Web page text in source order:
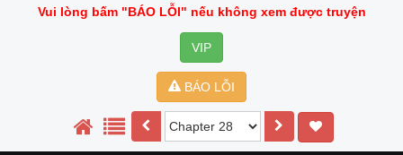
Vui lòng bấm "BÁO LỖI" nếu không xem được truyện
VIP
BÁO LỖI